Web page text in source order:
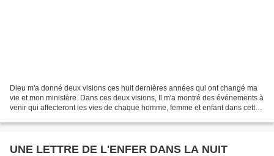
Dieu m'a donné deux visions ces huit dernières années qui ont changé ma
vie et mon ministère. Dans ces deux visions, Il m'a montré des événements à
venir qui affecteront les vies de chaque homme, femme et enfant dans cette
UNE LETTRE DE L'ENFER DANS LA NUIT